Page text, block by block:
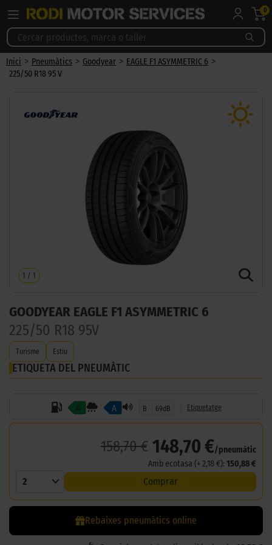
0
Inici > Pneumàtics > Goodyear > EAGLE F1 ASYMMETRIC 6 >
225/50 R18 95 V
1 / 1
GOODYEAR EAGLE F1 ASYMMETRIC 6
225/50 R18 95V
Turisme Estiu
ETIQUETA DEL PNEUMÀTIC
A A B 69dB Etiquetatge
158,70 € 148,70 €/pneumàtic
Amb ecotasa (+ 2,18 €): 150,88 €
2 Comprar
Rebaixes pneumàtics online